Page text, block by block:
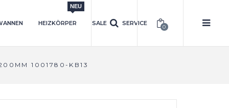
HEIZKÖRPER
NEU
SALE SERVICE
0
1001780-KB13